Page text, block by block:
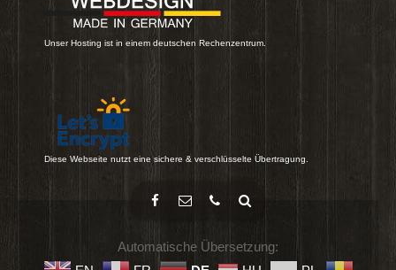
Unser Hosting ist in einem deutschen Rechenzentrum.
Diese Webseite nutzt eine sichere & verschlüsselte Übertragung.
Automatische Übersetzung: